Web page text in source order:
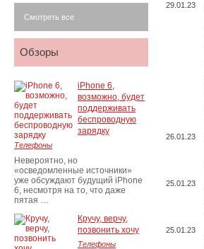
29.01.23
26.01.23
25.01.23
25.01.23
Смотреть все
Обзоры
iPhone 6,
возможно, будет
поддерживать
беспроводную
зарядку
Телефоны
Невероятно, но
«осведомленные источники»
уже обсуждают будущий iPhone
6, несмотря на то, что даже
пятая …
Кручу, верчу,
позвонить хочу
Телефоны